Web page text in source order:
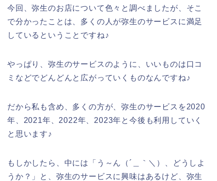
今回、弥生のお店について色々と調べましたが、そこ
で分かったことは、多くの人が弥生のサービスに満足
しているということですね♪
やっぱり、弥生のサービスのように、いいものは口コ
ミなどでどんどんと広がっていくものなんですね♪
だから私も含め、多くの方が、弥生のサービスを2020
年、2021年、2022年、2023年と今後も利用していく
と思います♪
もしかしたら、中には「う～ん（´＿｀＼）、どうしよ
うか？」と、弥生のサービスに興味はあるけど、弥生